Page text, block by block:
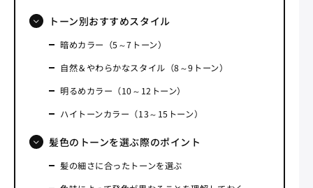
トーン別おすすめスタイル
暗めカラー（5～7トーン）
自然＆やわらかなスタイル（8～9トーン）
明るめカラー（10～12トーン）
ハイトーンカラー（13～15トーン）
髪色のトーンを選ぶ際のポイント
髪の細さに合ったトーンを選ぶ